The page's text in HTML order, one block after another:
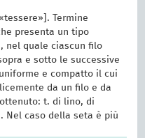
Termine
presenta un tipo
nel quale ciascun filo
e sotto le successive
e compatto il cui
da un filo e da
t. di lino, di
Nel caso della seta è più